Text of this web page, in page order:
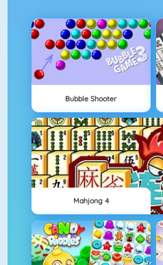
Bubble Shooter
Mahjong 4